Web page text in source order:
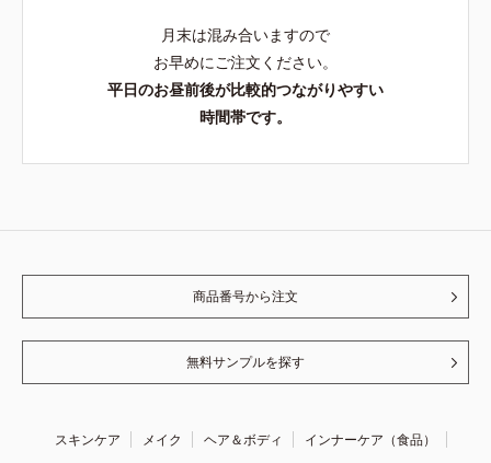
月末は混み合いますので
お早めにご注文ください。
平日のお昼前後が比較的つながりやすい
時間帯です。
商品番号から注文
無料サンプルを探す
スキンケア メイク ヘア＆ボディ
インナーケア（食品）